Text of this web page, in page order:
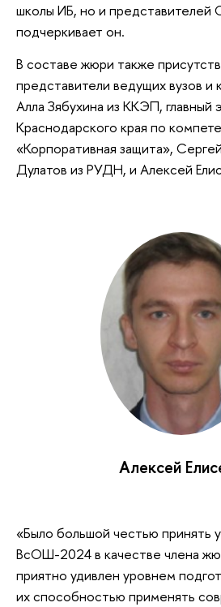
школы ИБ, но и представителей
подчеркивает он.
В составе жюри также
представители ведущих вузов и
Алла Зябухина из ККЭП, главный
Краснодарского края по
«Корпоративная защита»,
Дулатов из РУДН, и Алексей
Алексей
«Было большой честью принять
ВсОШ-2024 в качестве члена
приятно удивлен уровнем
их способностью применять